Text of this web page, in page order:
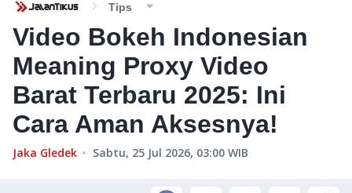
Tips
Video Bokeh Indonesian
Meaning Proxy Video
Barat Terbaru 2025: Ini
Cara Aman Aksesnya!
Jaka Gledek Sabtu, 25 Jul 2026, 03:00 WIB